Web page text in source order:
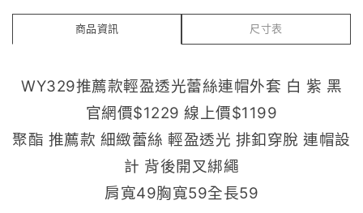
商品資訊 尺寸表
WY329推薦款輕盈透光蕾絲連帽外套 白 紫 黑
官網價$1229 線上價$1199
聚酯 推薦款 細緻蕾絲 輕盈透光 排釦穿脫 連帽設
計 背後開叉綁繩
肩寬49胸寬59全長59